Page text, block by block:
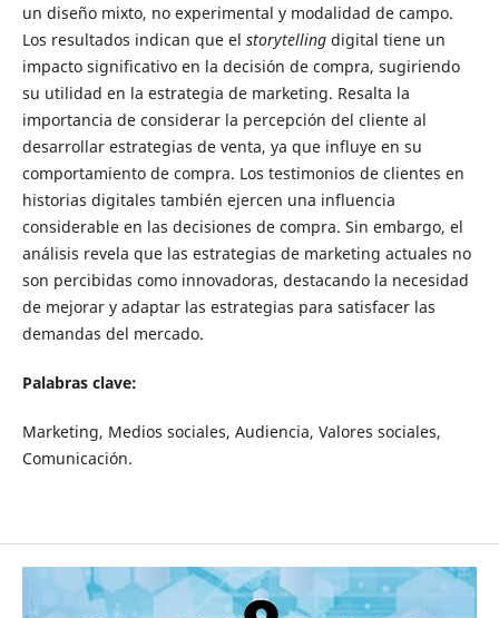
un diseño mixto, no experimental y modalidad de campo.
Los resultados indican que el storytellingdigital tiene un
impacto significativo en la decisión de compra, sugiriendo
su utilidad en la estrategia de marketing. Resalta la
importancia de considerar la percepción del cliente al
desarrollar estrategias de venta, ya que influye en su
comportamiento de compra. Los testimonios de clientes en
historias digitales también ejercen una influencia
considerable en las decisiones de compra. Sin embargo, el
análisis revela que las estrategias de marketing actuales no
son percibidas como innovadoras, destacando la necesidad
de mejorar y adaptar las estrategias para satisfacer las
demandas del mercado.
Palabras clave:
Marketing, Medios sociales, Audiencia, Valores sociales,
Comunicación.